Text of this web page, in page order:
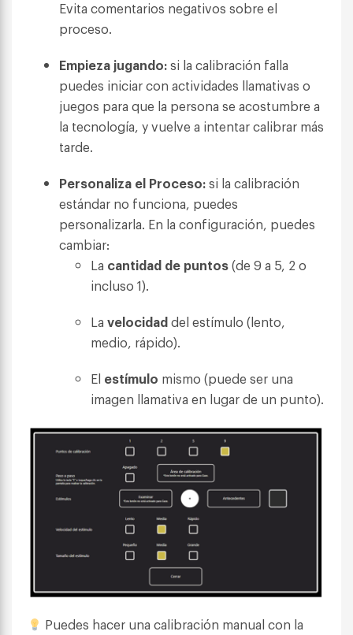
Evita comentarios negativos sobre el
proceso.
Empieza jugando:si la calibración falla
puedes iniciar con actividades llamativas o
juegos para que la persona se acostumbre a
la tecnología, y vuelve a intentar calibrar más
tarde.
Personaliza el Proceso:si la calibración
estándar no funciona, puedes
personalizarla. En la configuración, puedes
cambiar:
La cantidad de puntos(de 9 a 5, 2 o
incluso 1).
La velocidaddel estímulo (lento,
medio, rápido).
El estímulo mismo (puede ser una
imagen llamativa en lugar de un punto).
Puedes hacer una calibración manual con la